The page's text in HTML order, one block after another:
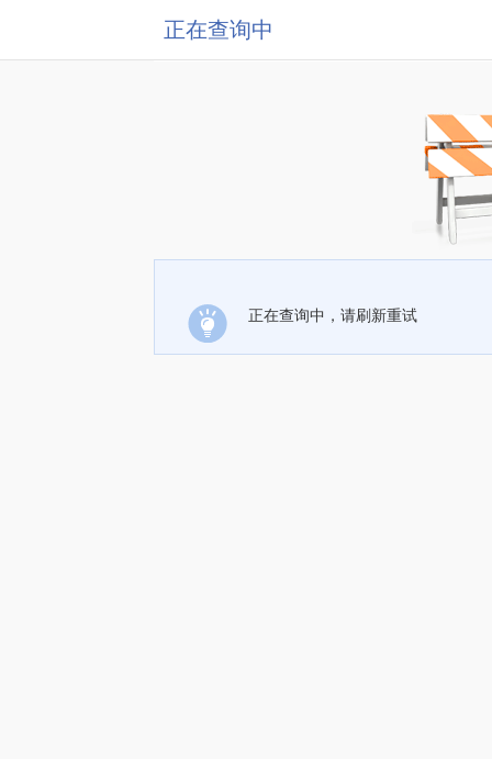
正在查询中
正在查询中，请刷新重试